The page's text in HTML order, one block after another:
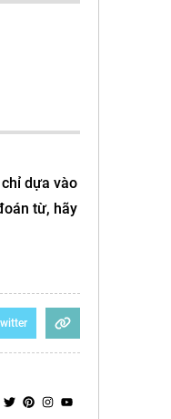
dựa vào
từ, hãy